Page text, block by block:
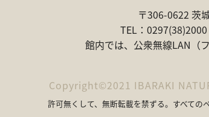
〒306-0622 茨
TEL：
館内では、公衆無線LAN（
Copyright©2021 IBARAKI
許可無くして、無断転載を禁ずる。 すべての